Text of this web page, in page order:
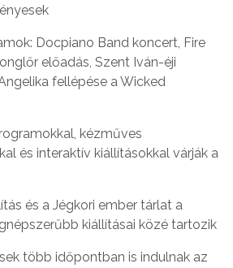
Docpiano Band koncert, Fire
előadás, Szent Iván-éji
fellépése a Wicked
kézműves
és interaktív kiállításokkal várják a
és a Jégkori ember tárlat a
kiállításai közé tartozik
több időpontban is indulnak az